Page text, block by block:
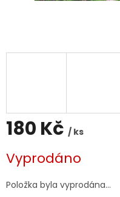
180 Kč / ks
cena:
Vyprodáno
Položka byla vyprodána…